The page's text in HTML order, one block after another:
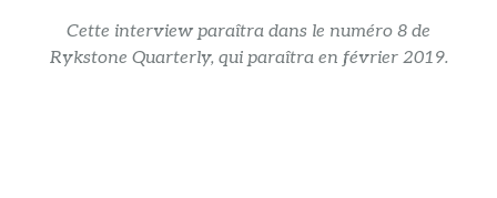
Cette interview paraîtra dans le numéro 8 de
Rykstone Quarterly, qui paraîtra en février 2019.